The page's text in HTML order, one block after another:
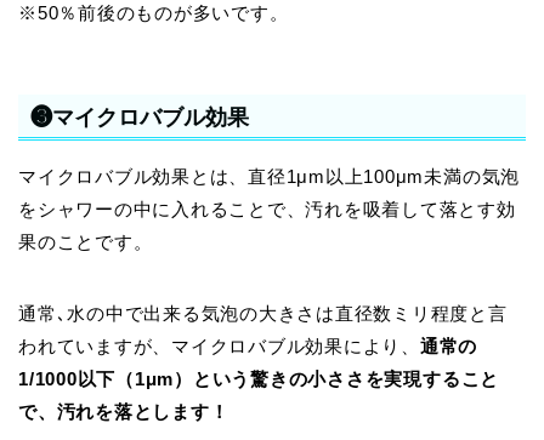
※50％前後のものが多いです。
❸マイクロバブル効果
マイクロバブル効果とは、直径1μm以上100μm未満の気泡
をシャワーの中に入れることで、汚れを吸着して落とす効
果のことです。
通常､水の中で出来る気泡の大きさは直径数ミリ程度と言
われていますが、マイクロバブル効果により、 通常の
1/1000以下（1μm）という驚きの小ささを実現すること
で、汚れを落とします！